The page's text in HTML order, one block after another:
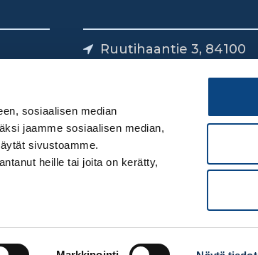
sosiaalisen median
jaamme sosiaalisen median,
sivustoamme.
heille tai joita on kerätty,
Ruutihaantie 3, 84100